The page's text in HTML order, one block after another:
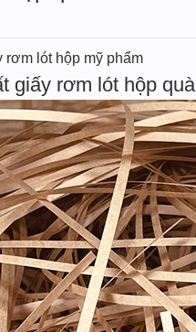
lót hộp mỹ phẩm
giấy rơm lót hộp quà